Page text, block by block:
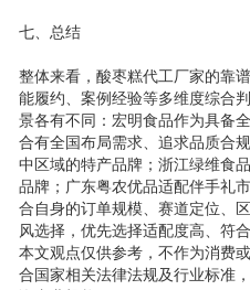
七、总结
整体来看，酸枣糕代工厂家的靠
能履约、案例经验等多维度综合
景各有不同：宏明食品作为具备
合有全国布局需求、追求品质合
中区域的特产品牌；浙江绿维食
品牌；广东粤农优品适配伴手礼
合自身的订单规模、赛道定位、
风选择，优先选择适配度高、符
本文观点仅供参考，不作为消费
合国家相关法律法规及行业标准